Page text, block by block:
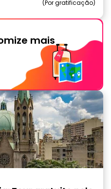
Por gratificação
mais